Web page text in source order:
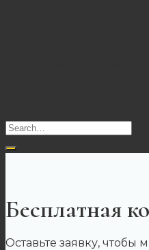
Бесплатная
Оставьте заявку, чтобы